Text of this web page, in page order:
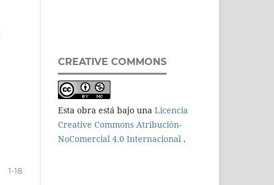
1-18
CREATIVE COMMONS
Esta obra está bajo una Licencia
Creative Commons Atribución-
NoComercial 4.0 Internacional .